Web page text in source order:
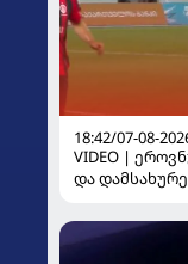
18:42/07-08-
VIDEO |
და